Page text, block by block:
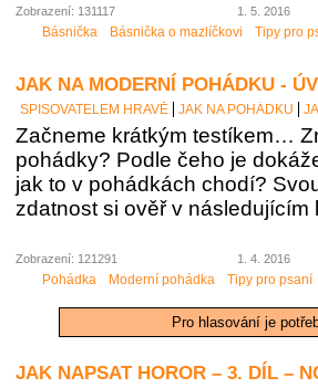
Zobrazení: 131117 1. 5. 2016
Básnička Básnička o mazlíčkovi Tipy pro
JAK NA MODERNÍ POHÁDKU -
SPISOVATELEM HRAVĚ JAK NA POHÁDKU
Začneme krátkým testíkem…
pohádky? Podle čeho je
jak to v pohádkách chodí?
zdatnost si ověř v následujícím
Zobrazení: 121291 1. 4. 2016
Pohádka Moderní pohádka Tipy pro psaní
Pro hlasování je
JAK NAPSAT HOROR – 3. DÍL –